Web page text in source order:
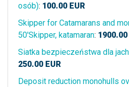
osób): 100.00 EUR
Skipper for Catamarans and
50'Skipper, katamaran: 1900.00
Siatka bezpieczeństwa dla
250.00 EUR
Deposit reduction monohulls